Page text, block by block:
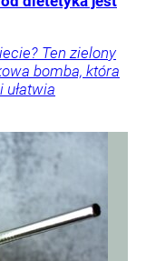
Ten zielony
bomba, która
ułatwia